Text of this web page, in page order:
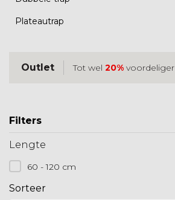
Plateautrap
Outlet Tot wel 20% voordeliger
Filters
Lengte
60 - 120 cm
Sorteer